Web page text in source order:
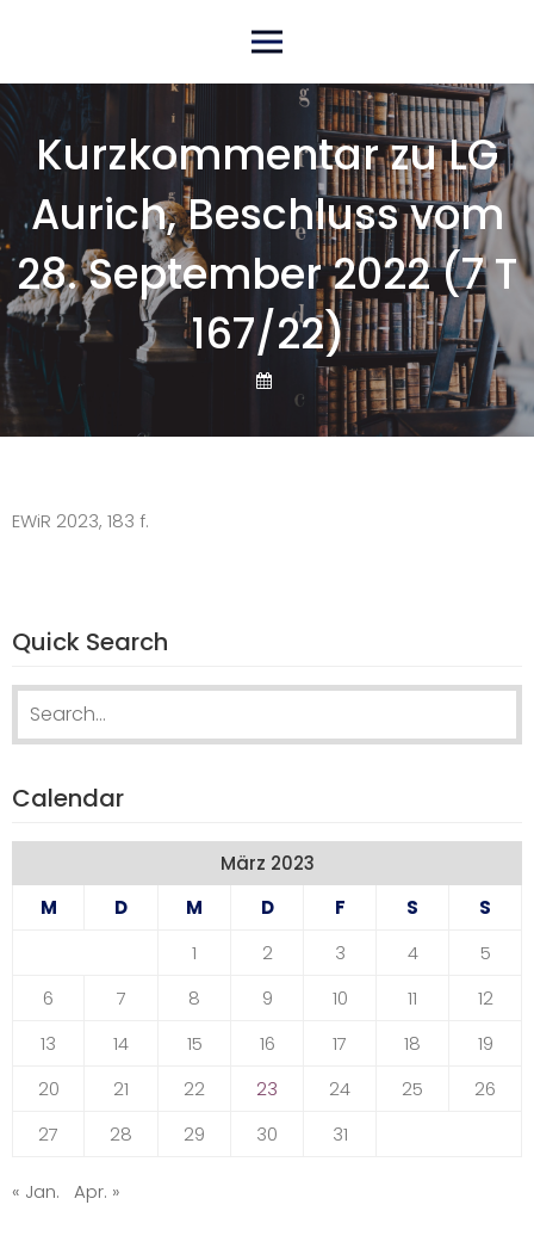
content
Kurzkommentar zu LG
Aurich, Beschluss vom
28. September 2022 (7 T
167/22)
EWiR 2023, 183 f.
Quick Search
Search
Calendar
März 2023
M
D M D F S
S
1
2 3 4
5
6
7 8 9 10 11
12
13
14 15 16 17 18
19
20
21 22 23 24 25
26
27
28 29 30 31
« Jan. Apr. »